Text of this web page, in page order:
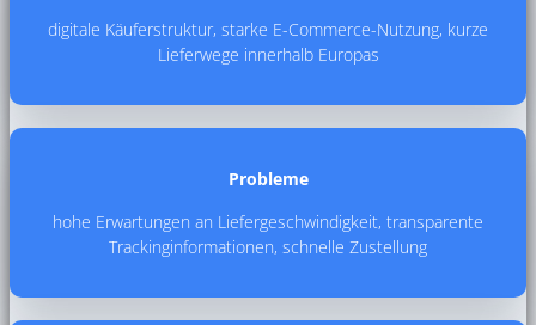
digitale Käuferstruktur, starke E-Commerce-Nutzung, kurze
Lieferwege innerhalb Europas
Probleme
hohe Erwartungen an Liefergeschwindigkeit, transparente
Trackinginformationen, schnelle Zustellung